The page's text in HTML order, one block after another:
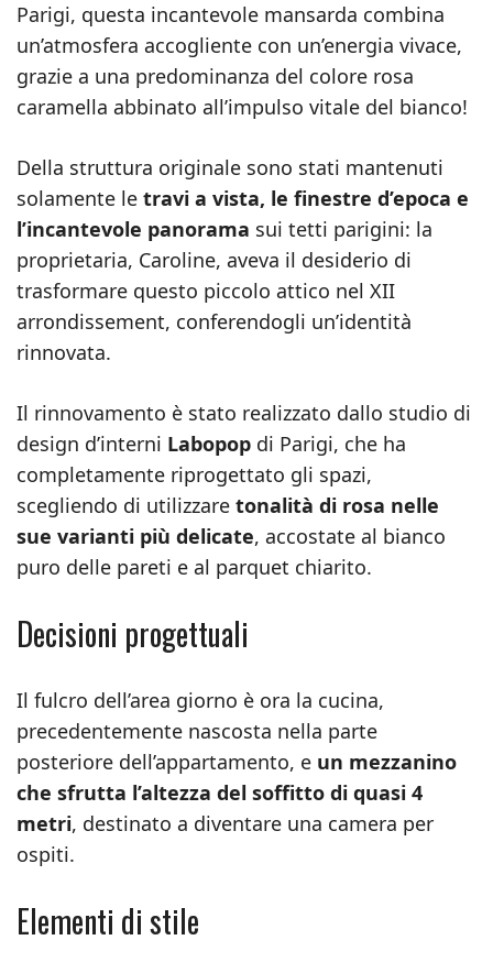
Parigi, questa incantevole mansarda combina
un’atmosfera accogliente con un’energia vivace,
grazie a una predominanza del colore rosa
caramella abbinato all’impulso vitale del bianco!
Della struttura originale sono stati mantenuti
solamente le travi a vista, le finestre d’epoca e
l’incantevole panorama sui tetti parigini: la
proprietaria, Caroline, aveva il desiderio di
trasformare questo piccolo attico nel XII
arrondissement, conferendogli un’identità
rinnovata.
Il rinnovamento è stato realizzato dallo studio di
design d’interni Labopop di Parigi, che ha
completamente riprogettato gli spazi,
scegliendo di utilizzare tonalità di rosa nelle
sue varianti più delicate, accostate al bianco
puro delle pareti e al parquet chiarito.
Decisioni progettuali
Il fulcro dell’area giorno è ora la cucina,
precedentemente nascosta nella parte
posteriore dell’appartamento, e un mezzanino
che sfrutta l’altezza del soffitto di quasi 4
metri, destinato a diventare una camera per
ospiti.
Elementi di stile